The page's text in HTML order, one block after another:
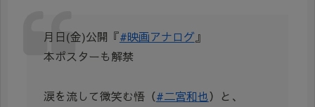
月日(金)公開『#映画アナログ』
本ポスターも解禁
涙を流して微笑む悟（#二宮和也）と、